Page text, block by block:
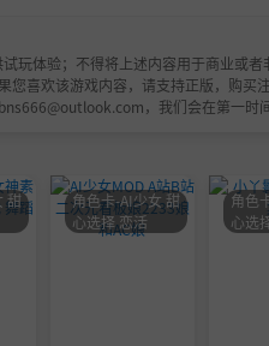
玩体验；不得将上述内容用于商业或
喜欢该游戏内容，请支持正版，购买
，我们会在第一时
甜
角色卡-AI少女 甜
心选择 恋活
角色
心选